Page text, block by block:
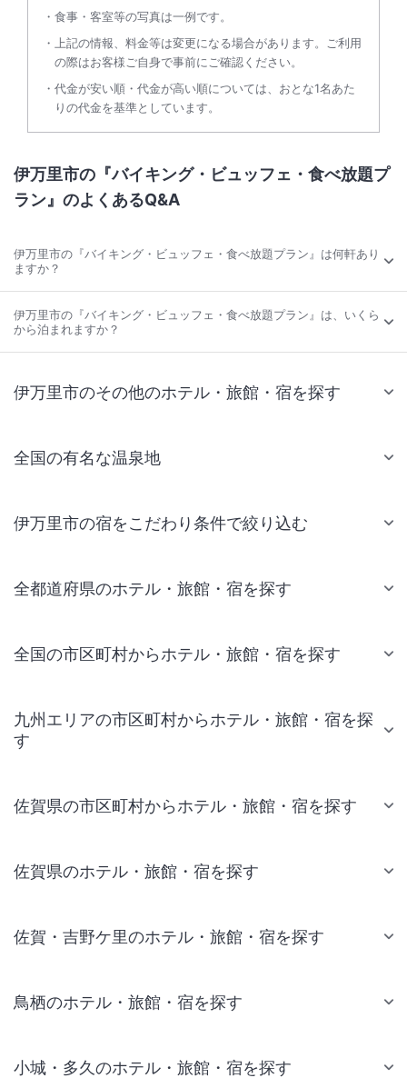
食事・客室等の写真は一例です。
上記の情報、料金等は変更になる場合があります。ご利用
の際はお客様ご自身で事前にご確認ください。
代金が安い順・代金が高い順については、おとな1名あた
りの代金を基準としています。
伊万里市の『バイキング・ビュッフェ・食べ放題プ
ラン』のよくあるQ&A
伊万里市の『バイキング・ビュッフェ・食べ放題プラン』は何軒あり
ますか？
伊万里市の『バイキング・ビュッフェ・食べ放題プラン』は、いくら
から泊まれますか？
伊万里市のその他のホテル・旅館・宿を探す
全国の有名な温泉地
伊万里市の宿をこだわり条件で絞り込む
全都道府県のホテル・旅館・宿を探す
全国の市区町村からホテル・旅館・宿を探す
九州エリアの市区町村からホテル・旅館・宿を探
す
佐賀県の市区町村からホテル・旅館・宿を探す
佐賀県のホテル・旅館・宿を探す
佐賀・吉野ケ里のホテル・旅館・宿を探す
鳥栖のホテル・旅館・宿を探す
小城・多久のホテル・旅館・宿を探す